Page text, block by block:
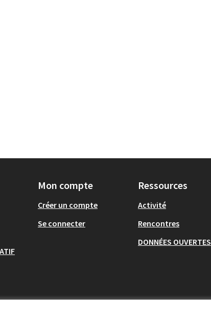
Mon compte
Créer un compte
Se connecter
Ressources
Activité
Rencontres
DONNÉES OUVERTES